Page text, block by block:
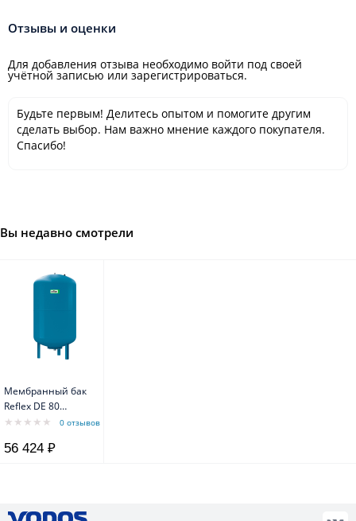
Отзывы и оценки
Для добавления отзыва необходимо войти под своей
учётной записью или зарегистрироваться.
Будьте первым! Делитесь опытом и помогите другим
сделать выбор. Нам важно мнение каждого покупателя.
Спасибо!
Вы недавно смотрели
Мембранный бак
Reflex DE 80
16bar/70°C
0 отзывов
56 424 ₽